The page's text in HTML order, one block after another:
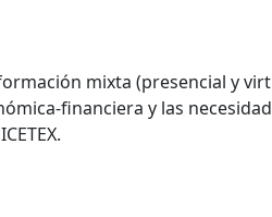
mixta (presencial y
financiera y las